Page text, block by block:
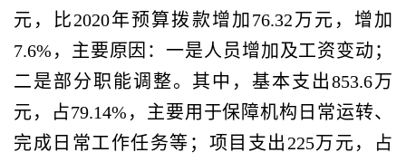
元，比2020年预算拨款增加76.32万元，增加
7.6%，主要原因：一是人员增加及工资变动；
二是部分职能调整。其中，基本支出853.6万
元，占79.14%，主要用于保障机构日常运转、
完成日常工作任务等；项目支出225万元，占